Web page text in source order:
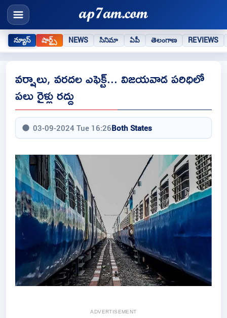
న్యూస్ షార్ట్స్ NEWS సినిమా ఏపీ తెలంగాణ REVIEWS
వర్షాలు, వరదల ఎఫెక్ట్... విజయవాడ పరిధిలో
పలు రైళ్లు రద్దు
03-09-2024 Tue 16:26Both States
ADVERTISEMENT